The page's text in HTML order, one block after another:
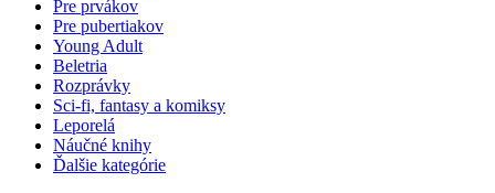
Pre prvákov
Pre pubertiakov
Young Adult
Beletria
Rozprávky
Sci-fi, fantasy a komiksy
Leporelá
Náučné knihy
Ďalšie kategórie